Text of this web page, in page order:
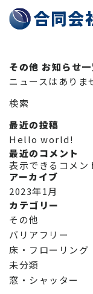
神戸・北摂エリア
合同会
その他 お知らせ
ニュースはありま
検索
最近の投稿
Hello world!
最近のコメント
表示できるコメン
アーカイブ
2023年1月
カテゴリー
その他
バリアフリー
床・フローリング
未分類
窓・シャッター